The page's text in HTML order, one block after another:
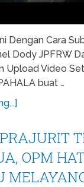
Dengan Cara
Dody JPFRW
Upload Video
buat …
OPM